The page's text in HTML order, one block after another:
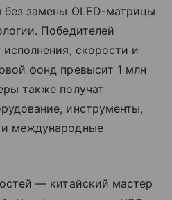
без замены OLED-матрицы
Победителей
исполнения, скорости и
фонд превысит 1 млн
также получат
инструменты,
международные
— китайский мастер